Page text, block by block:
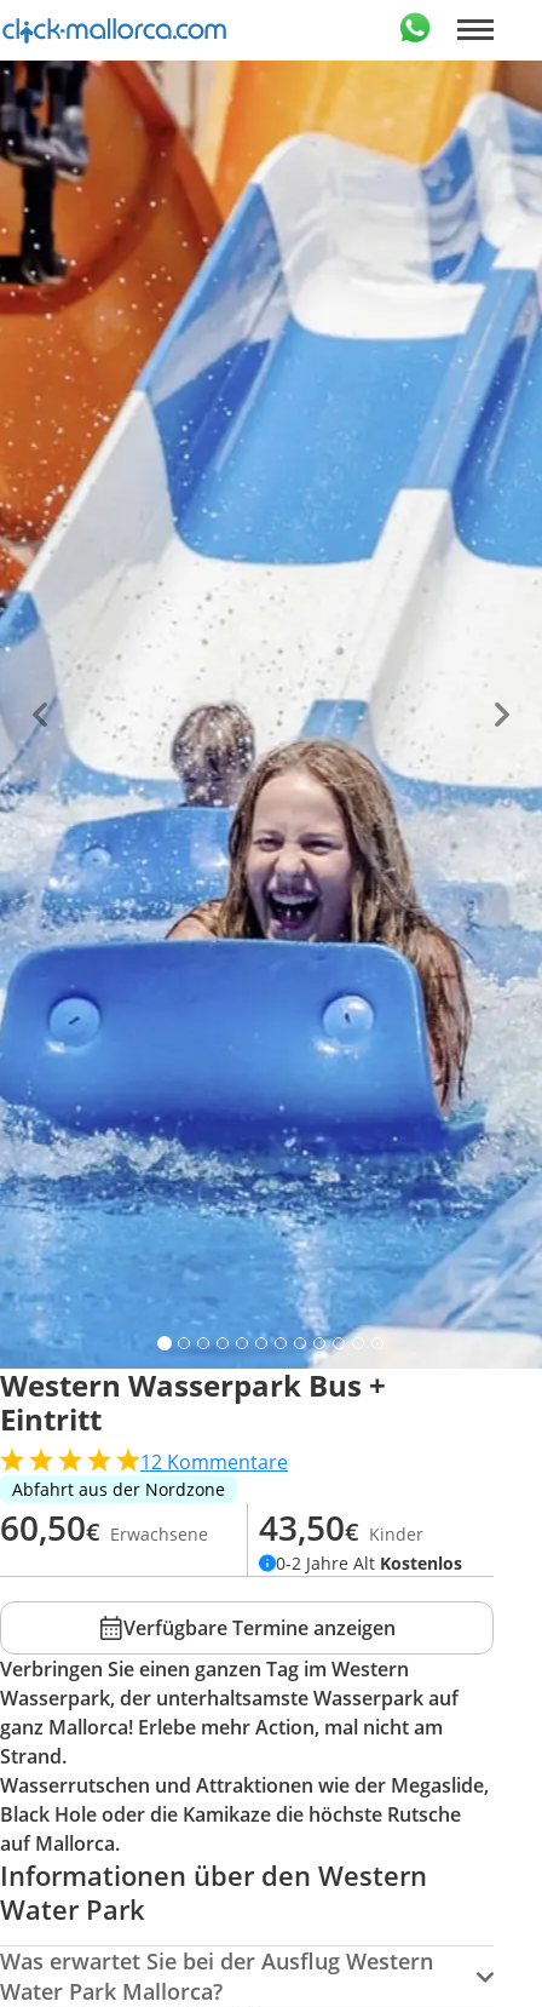
Western Wasserpark Bus +
Eintritt
12 Kommentare
Abfahrt aus der Nordzone
60,50€ Erwachsene 43,50€ Kinder
0-2 Jahre Alt Kostenlos
Verfügbare Termine anzeigen
Verbringen Sie einen ganzen Tag im Western
Wasserpark, der unterhaltsamste Wasserpark auf
ganz Mallorca! Erlebe mehr Action, mal nicht am
Strand.
Wasserrutschen und Attraktionen wie der Megaslide,
Black Hole oder die Kamikaze die höchste Rutsche
auf Mallorca.
Informationen über den Western
Water Park
Was erwartet Sie bei der Ausflug Western
Water Park Mallorca?